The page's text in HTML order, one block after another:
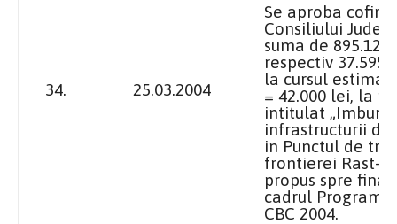
34. 25.03.2004
Se aproba
Consiliului
suma de 895.120
respectiv
la cursul estimat
= 42.000 lei, la
intitulat
infrastructurii de
in Punctul de
frontierei Rast-
propus spre
cadrul
CBC 2004.